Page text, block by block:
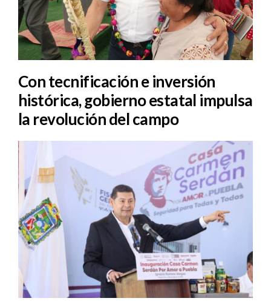
Con tecnificación e inversión
histórica, gobierno estatal impulsa
la revolución del campo